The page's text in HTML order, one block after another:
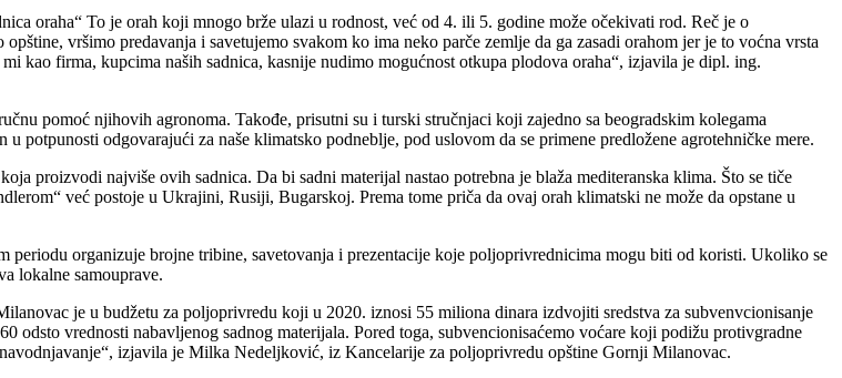
oraha“ To je orah koji mnogo brže ulazi u rodnost, već od 4. ili 5. godine može očekivati rod. Reč je o
vršimo predavanja i savetujemo svakom ko ima neko parče zemlje da ga zasadi orahom jer je to voćna vrsta
kao firma, kupcima naših sadnica, kasnije nudimo mogućnost otkupa plodova oraha“, izjavila je dipl. ing.
pomoć njihovih agronoma. Takođe, prisutni su i turski stručnjaci koji zajedno sa beogradskim kolegama
potpunosti odgovarajući za naše klimatsko podneblje, pod uslovom da se primene predložene agrotehničke mere.
proizvodi najviše ovih sadnica. Da bi sadni materijal nastao potrebna je blaža mediteranska klima. Što se tiče
već postoje u Ukrajini, Rusiji, Bugarskoj. Prema tome priča da ovaj orah klimatski ne može da opstane u
organizuje brojne tribine, savetovanja i prezentacije koje poljoprivrednicima mogu biti od koristi. Ukoliko se
lokalne samouprave.
je u budžetu za poljoprivredu koji u 2020. iznosi 55 miliona dinara izdvojiti sredstva za subvenvcionisanje
vrednosti nabavljenog sadnog materijala. Pored toga, subvencionisaćemo voćare koji podižu protivgradne
izjavila je Milka Nedeljković, iz Kancelarije za poljoprivredu opštine Gornji Milanovac.